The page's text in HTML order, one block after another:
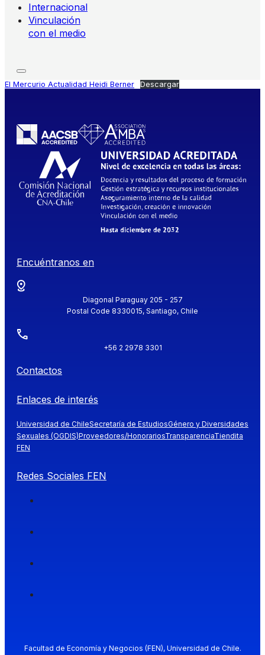
Internacional
Vinculación
con el medio
El Mercurio Actualidad Heidi Berner Descargar
Encuéntranos en
Diagonal Paraguay 205 - 257
Postal Code 8330015, Santiago, Chile
+56 2 2978 3301
Contactos
Enlaces de interés
Universidad de ChileSecretaría de EstudiosGénero y Diversidades
Sexuales (OGDIS)Proveedores/HonorariosTransparenciaTiendita
FEN
Redes Sociales FEN
Facultad de Economía y Negocios (FEN), Universidad de Chile.